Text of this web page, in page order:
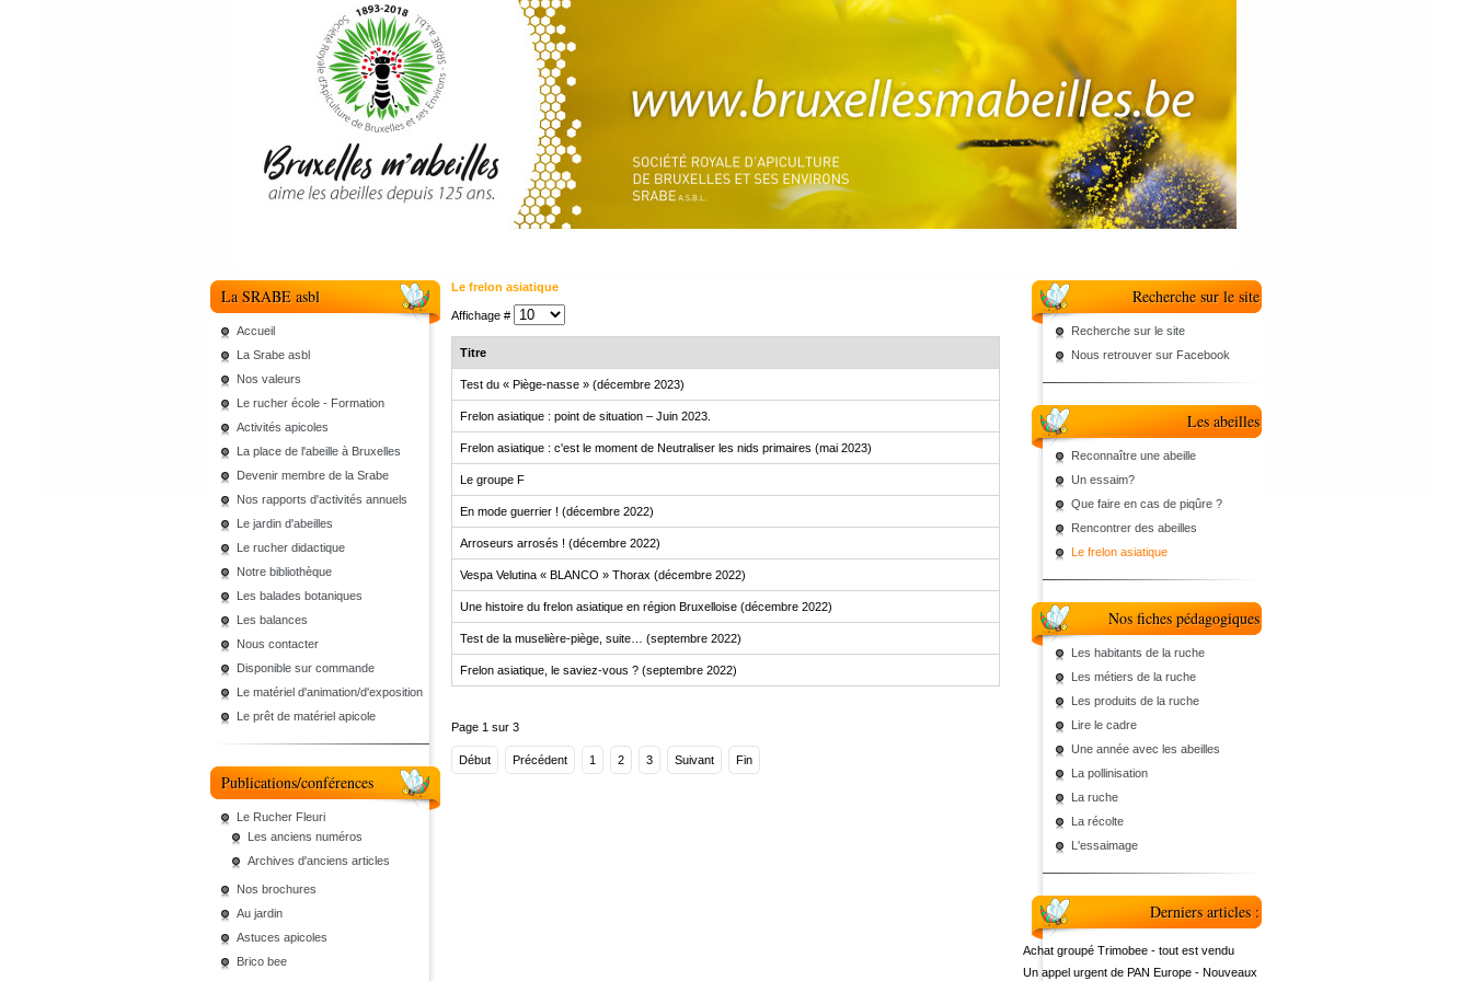
La SRABE asbl
Accueil
La Srabe asbl
Nos valeurs
Le rucher école - Formation
Activités apicoles
La place de l'abeille à Bruxelles
Devenir membre de la Srabe
Nos rapports d'activités annuels
Le jardin d'abeilles
Le rucher didactique
Notre bibliothèque
Les balades botaniques
Les balances
Nous contacter
Disponible sur commande
Le matériel d'animation/d'exposition
Le prêt de matériel apicole
Publications/conférences
Le Rucher Fleuri
Les anciens numéros
Archives d'anciens articles
Nos brochures
Au jardin
Astuces apicoles
Brico bee
Le frelon asiatique
Affichage #
Titre
Test du « Piège-nasse » (décembre 2023)
Frelon asiatique : point de situation – Juin 2023.
Frelon asiatique : c'est le moment de Neutraliser les nids primaires (mai 2023)
Le groupe F
En mode guerrier ! (décembre 2022)
Arroseurs arrosés ! (décembre 2022)
Vespa Velutina « BLANCO » Thorax (décembre 2022)
Une histoire du frelon asiatique en région Bruxelloise (décembre 2022)
Test de la muselière-piège, suite… (septembre 2022)
Frelon asiatique, le saviez-vous ? (septembre 2022)
Page 1 sur 3
Début Précédent 1 2 3 Suivant Fin
Recherche sur le site
Recherche sur le site
Nous retrouver sur Facebook
Les abeilles
Reconnaître une abeille
Un essaim?
Que faire en cas de piqûre ?
Rencontrer des abeilles
Le frelon asiatique
Nos fiches pédagogiques
Les habitants de la ruche
Les métiers de la ruche
Les produits de la ruche
Lire le cadre
Une année avec les abeilles
La pollinisation
La ruche
La récolte
L'essaimage
Derniers articles :
Achat groupé Trimobee - tout est vendu
Un appel urgent de PAN Europe - Nouveaux